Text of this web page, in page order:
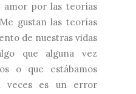
amor por las teorías
gustan las teorías
de nuestras vidas
que alguna vez
o que estábamos
veces es un error